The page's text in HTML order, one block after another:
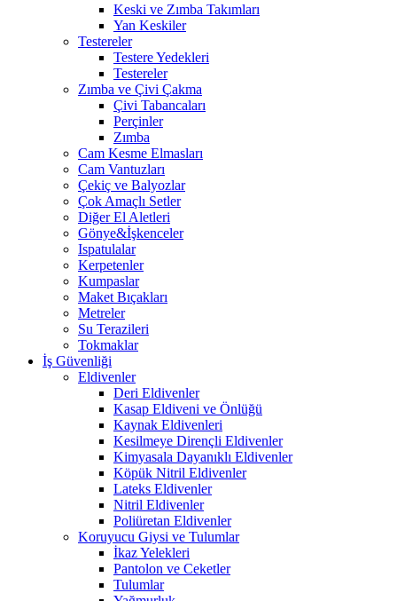
Keski ve Zımba Takımları
Yan Keskiler
Testereler
Testere Yedekleri
Testereler
Zımba ve Çivi Çakma
Çivi Tabancaları
Perçinler
Zımba
Cam Kesme Elmasları
Cam Vantuzları
Çekiç ve Balyozlar
Çok Amaçlı Setler
Diğer El Aletleri
Gönye&İşkenceler
Ispatulalar
Kerpetenler
Kumpaslar
Maket Bıçakları
Metreler
Su Terazileri
Tokmaklar
İş Güvenliği
Eldivenler
Deri Eldivenler
Kasap Eldiveni ve Önlüğü
Kaynak Eldivenleri
Kesilmeye Dirençli Eldivenler
Kimyasala Dayanıklı Eldivenler
Köpük Nitril Eldivenler
Lateks Eldivenler
Nitril Eldivenler
Poliüretan Eldivenler
Koruyucu Giysi ve Tulumlar
İkaz Yelekleri
Pantolon ve Ceketler
Tulumlar